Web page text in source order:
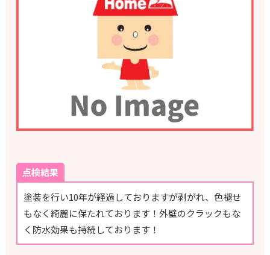
点検結果
塗装を行い10年が経過しておりますが剥がれ、色褪せ
もなく綺麗に保たれております！外壁のクラックもな
く防水効果も持続しております！